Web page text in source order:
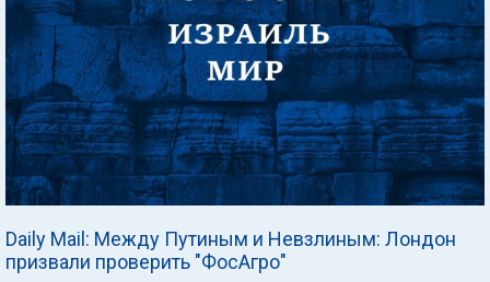
Daily Mail: Между Путиным и Невзлиным: Лондон
призвали проверить "ФосАгро"